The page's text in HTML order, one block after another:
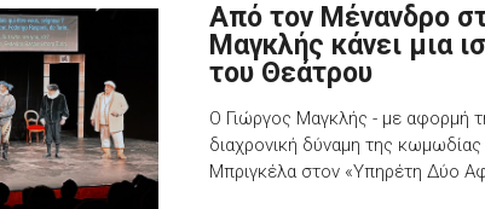
Από τον Μένανδρο
Μαγκλής κάνει μια
του Θεάτρου
Ο Γιώργος Μαγκλής - με αφορμή
διαχρονική δύναμη της
Μπριγκέλα στον «Υπηρέτη Δύο